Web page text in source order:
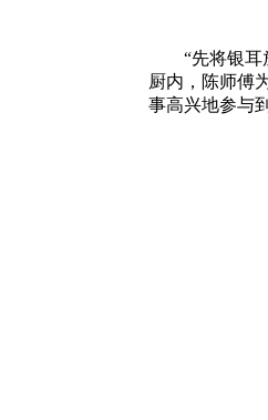
“先将银
厨内，陈师傅
事高兴地参与